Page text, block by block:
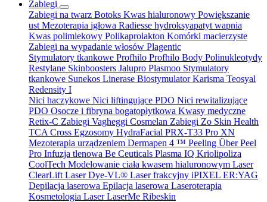
Zabiegi
Zabiegi na twarz Botoks Kwas hialuronowy Powiększanie
ust Mezoterapia igłowa Radiesse hydroksyapatyt wapnia
Kwas polimlekowy Polikaprolakton Komórki macierzyste
Zabiegi na wypadanie włosów Plagentic
Stymulatory tkankowe Profhilo Profhilo Body Polinukleotydy
Restylane Skinboosters Jalupro Plasmoo Stymulatory
tkankowe Sunekos Linerase Biostymulator Karisma Teosyal
Redensity I
Nici haczykowe Nici liftingujące PDO Nici rewitalizujące
PDO Osocze i fibryna bogatopłytkowa Kwasy medyczne
Retix-C Zabiegi Vagheggi Cosmelan Zabiegi Zo Skin Health
TCA Cross Egzosomy HydraFacial PRX-T33 Pro XN
Mezoterapia urządzeniem Dermapen 4 ™ Peeling Über Peel
Pro Infuzja tlenowa Be Ceuticals Plasma IQ Kriolipoliza
CoolTech Modelowanie ciała kwasem hialuronowym Laser
ClearLift Laser Dye-VL® Laser frakcyjny iPIXEL ER:YAG
Depilacja laserowa Epilacja laserowa Laseroterapia
Kosmetologia Laser LaserMe Ribeskin